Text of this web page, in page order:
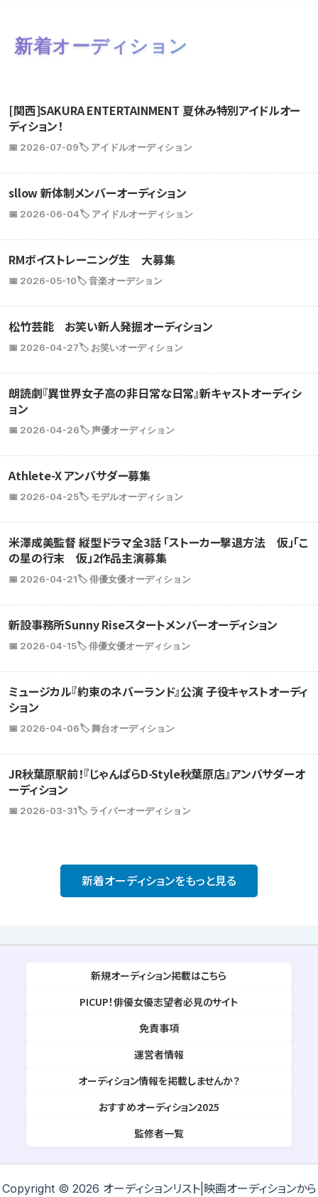
新着オーディション
[関西]SAKURA ENTERTAINMENT 夏休み特別アイドルオー
ディション！
📅 2026-07-09🏷️ アイドルオーディション
sllow 新体制メンバーオーディション
📅 2026-06-04🏷️ アイドルオーディション
RMボイストレーニング生 大募集
📅 2026-05-10🏷️ 音楽オーデション
松竹芸能 お笑い新人発掘オーディション
📅 2026-04-27🏷️ お笑いオーディション
朗読劇『異世界女子高の非日常な日常』新キャストオーディシ
ョン
📅 2026-04-26🏷️ 声優オーディション
Athlete-X アンバサダー募集
📅 2026-04-25🏷️ モデルオーディション
米澤成美監督 縦型ドラマ全3話 「ストーカー撃退方法 仮」「こ
の星の行末 仮」2作品主演募集
📅 2026-04-21🏷️ 俳優女優オーディション
新設事務所Sunny Riseスタートメンバーオーディション
📅 2026-04-15🏷️ 俳優女優オーディション
ミュージカル『約束のネバーランド』公演 子役キャストオーディ
ション
📅 2026-04-06🏷️ 舞台オーディション
JR秋葉原駅前！『じゃんぱらD-Style秋葉原店』アンバサダーオ
ーディション
📅 2026-03-31🏷️ ライバーオーディション
新着オーディションをもっと見る
新規オーディション掲載はこちら
PICUP！俳優女優志望者必見のサイト
免責事項
運営者情報
オーディション情報を掲載しませんか？
おすすめオーディション2025
監修者一覧
Copyright © 2026 オーディションリスト|映画オーディションから